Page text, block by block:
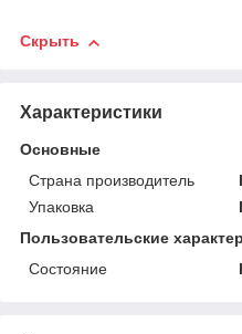
Скрыть
Характеристики
Основные
Страна производитель
Упаковка
Пользовательские
Состояние